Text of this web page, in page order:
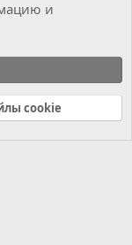
Главная
R
и
cookie